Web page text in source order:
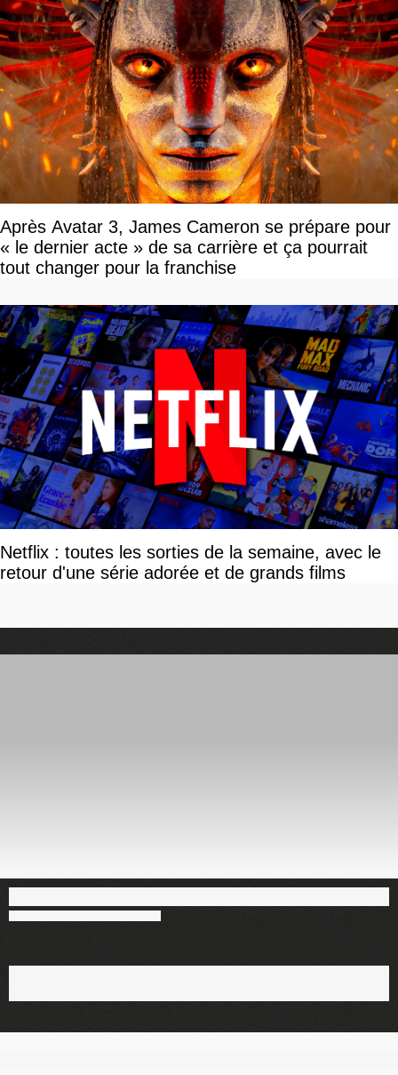
Après Avatar 3, James Cameron se prépare pour
« le dernier acte » de sa carrière et ça pourrait
tout changer pour la franchise
Netflix : toutes les sorties de la semaine, avec le
retour d'une série adorée et de grands films